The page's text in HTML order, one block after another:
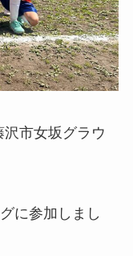
市女坂グラウ
に参加しまし